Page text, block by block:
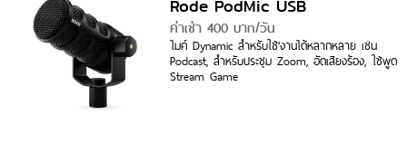
Rode PodMic USB
ค่าเช่า 400 บาท/วัน
ไมค์ Dynamic สำหรับใช้'งานได้หลากหลาย เช่น
Podcast, สำหรับประชุม Zoom, อัดเสียงร้อง, ใช้พูด
Stream Game